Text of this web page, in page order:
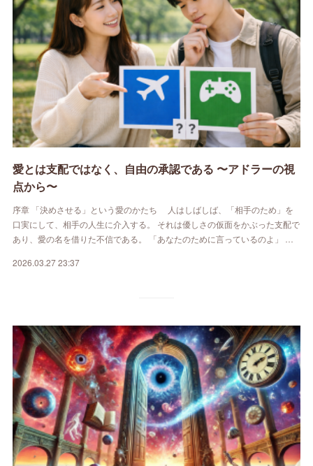
愛とは支配ではなく、自由の承認である 〜アドラーの視
点から〜
序章 「決めさせる」という愛のかたち 人はしばしば、「相手のため」を
口実にして、相手の人生に介入する。 それは優しさの仮面をかぶった支配で
あり、愛の名を借りた不信である。 「あなたのために言っているのよ」 …
2026.03.27 23:37